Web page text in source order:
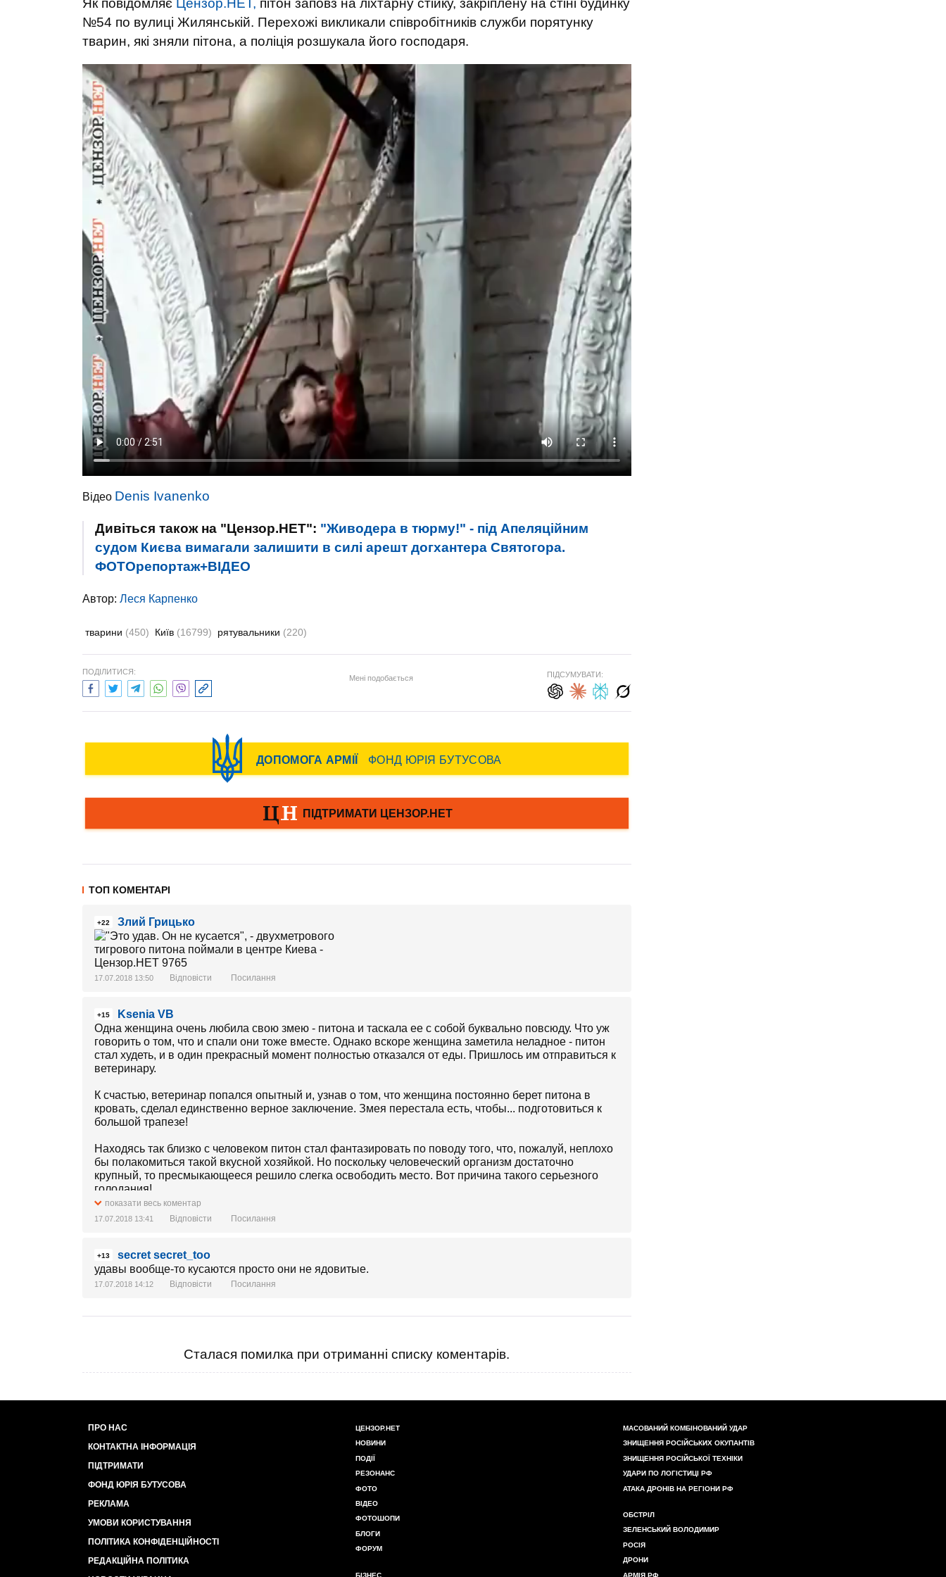
Як повідомляє Цензор.НЕТ, пітон заповз на ліхтарну стійку, закріплену на стіні будинку
№54 по вулиці Жилянській. Перехожі викликали співробітників служби порятунку
тварин, які зняли пітона, а поліція розшукала його господаря.
Відео Denis Ivanenko
Дивіться також на "Цензор.НЕТ": "Живодера в тюрму!" - під Апеляційним
судом Києва вимагали залишити в силі арешт догхантера Святогора.
ФОТОрепортаж+ВІДЕО
Автор: Леся Карпенко
тварини (450) Київ (16799) рятувальники (220)
ПОДІЛИТИСЯ:
Мені подобається ПІДСУМУВАТИ:
ТОП КОМЕНТАРІ
+22 Злий Грицько
17.07.2018 13:50 Відповісти Посилання
+15
Ksenia VB
Одна женщина очень любила свою змею - питона и таскала ее с собой буквально повсюду. Что уж
говорить о том, что и спали они тоже вместе. Однако вскоре женщина заметила неладное - питон
стал худеть, и в один прекрасный момент полностью отказался от еды. Пришлось им отправиться к
ветеринару.
К счастью, ветеринар попался опытный и, узнав о том, что женщина постоянно берет питона в
кровать, сделал единственно верное заключение. Змея перестала есть, чтобы... подготовиться к
большой трапезе!
Находясь так близко с человеком питон стал фантазировать по поводу того, что, пожалуй, неплохо
бы полакомиться такой вкусной хозяйкой. Но поскольку человеческий организм достаточно
крупный, то пресмыкающееся решило слегка освободить место. Вот причина такого серьезного
голодания!
показати весь коментар
17.07.2018 13:41 Відповісти Посилання
+13
secret secret_too
удавы вообще-то кусаются просто они не ядовитые.
17.07.2018 14:12 Відповісти Посилання
Сталася помилка при отриманні списку коментарів.
ПРО НАС
КОНТАКТНА ІНФОРМАЦІЯ
ПІДТРИМАТИ
ФОНД ЮРІЯ БУТУСОВА
РЕКЛАМА
УМОВИ КОРИСТУВАННЯ
ПОЛІТИКА КОНФІДЕНЦІЙНОСТІ
РЕДАКЦІЙНА ПОЛІТИКА
ЦЕНЗОР.НЕТ
НОВИНИ
ПОДІЇ
РЕЗОНАНС
ФОТО
ВІДЕО
ФОТОШОПИ
БЛОГИ
ФОРУМ
БІЗНЕС
МАСОВАНИЙ КОМБІНОВАНИЙ УДАР
ЗНИЩЕННЯ РОСІЙСЬКИХ ОКУПАНТІВ
ЗНИЩЕННЯ РОСІЙСЬКОЇ ТЕХНІКИ
УДАРИ ПО ЛОГІСТИЦІ РФ
АТАКА ДРОНІВ НА РЕГІОНИ РФ
ОБСТРІЛ
ЗЕЛЕНСЬКИЙ ВОЛОДИМИР
РОСІЯ
ДРОНИ
АРМІЯ РФ